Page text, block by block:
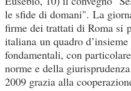
le sfide di domani". La
firme dei trattati di Roma si
italiana un quadro
fondamentali, con
norme e della
2009 grazia alla